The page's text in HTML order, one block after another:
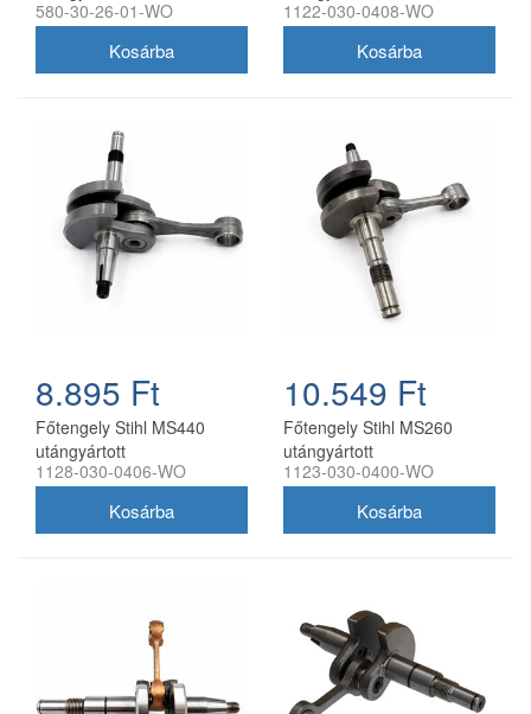
580-30-26-01-WO
1122-030-0408-WO
8.895 Ft
Főtengely Stihl MS440
utángyártott
1128-030-0406-WO
10.549 Ft
Főtengely Stihl MS260
utángyártott
1123-030-0400-WO